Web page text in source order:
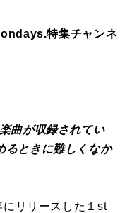
特集チャンネ
曲が収録されてい
るときに難しくなか
リリースした１st